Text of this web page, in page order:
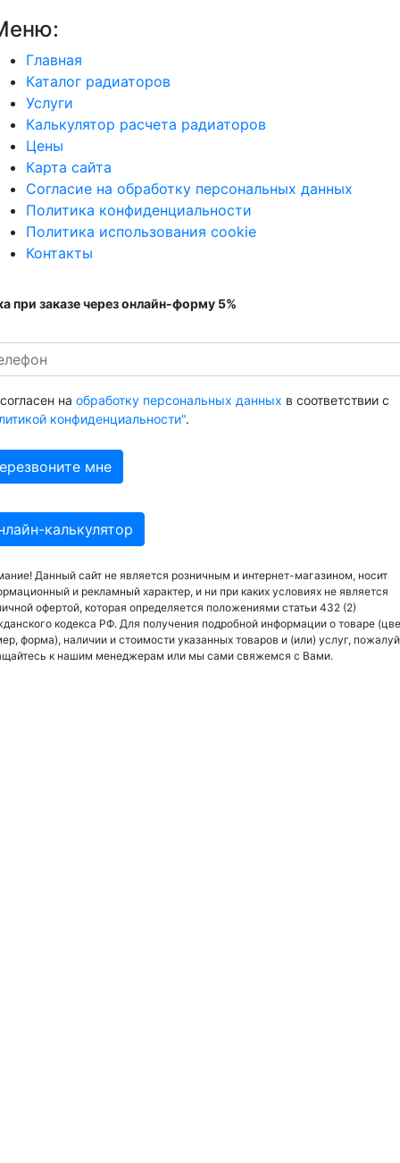
Главная
Каталог радиаторов
Услуги
Калькулятор расчета радиаторов
Цены
Карта сайта
Согласие на обработку персональных данных
Политика конфиденциальности
Политика использования cookie
Контакты
при заказе через онлайн-форму 5%
на обработку персональных данных в соответствии с
конфиденциальности".
калькулятор
Данный сайт не является розничным и интернет-магазином, носит
и рекламный характер, и ни при каких условиях не является
офертой, которая определяется положениями статьи 432 (2)
кодекса РФ. Для получения подробной информации о товаре
форма), наличии и стоимости указанных товаров и (или) услуг,
к нашим менеджерам или мы сами свяжемся с Вами.